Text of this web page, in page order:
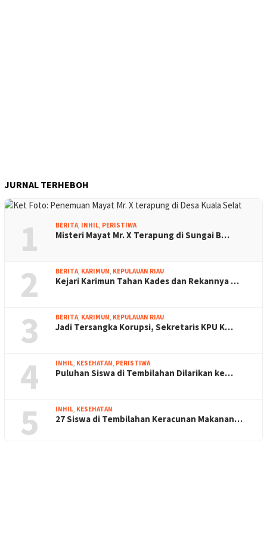
JURNAL TERHEBOH
1 BERITA, INHIL, PERISTIWA
Misteri Mayat Mr. X Terapung di Sungai B…
2 BERITA, KARIMUN, KEPULAUAN RIAU
Kejari Karimun Tahan Kades dan Rekannya …
3 BERITA, KARIMUN, KEPULAUAN RIAU
Jadi Tersangka Korupsi, Sekretaris KPU K…
4 INHIL, KESEHATAN, PERISTIWA
Puluhan Siswa di Tembilahan Dilarikan ke…
5 INHIL, KESEHATAN
27 Siswa di Tembilahan Keracunan Makanan…